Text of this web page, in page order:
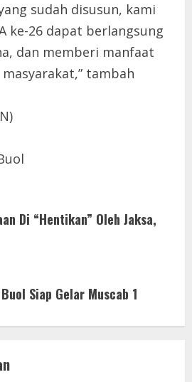
sudah disusun, kami
ke-26 dapat berlangsung
dan memberi manfaat
tambah
Di “Hentikan” Oleh Jaksa,
Siap Gelar Muscab 1